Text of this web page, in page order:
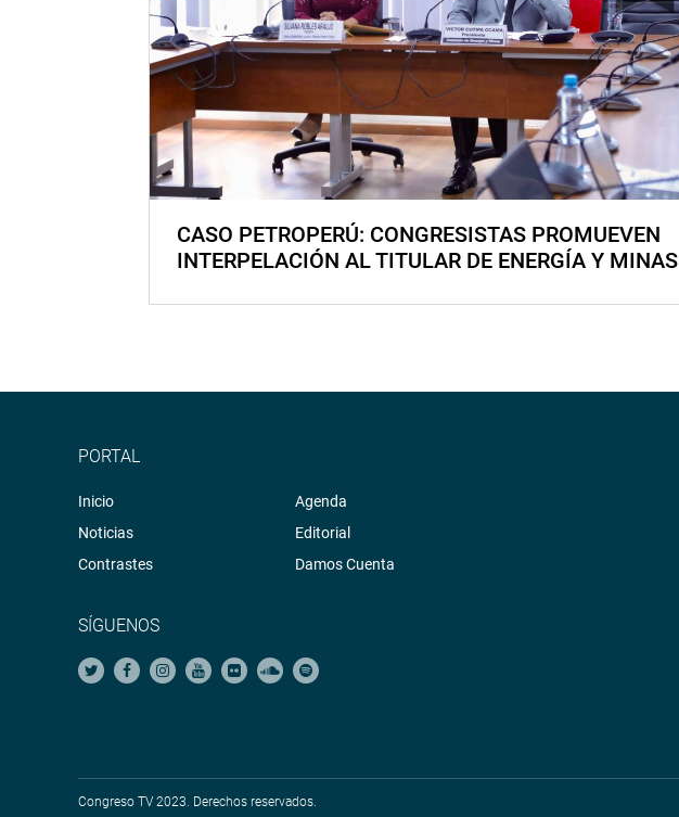
CASO PETROPERÚ: CONGRESISTAS PROMUEVEN
INTERPELACIÓN AL TITULAR DE ENERGÍA Y MINAS
PORTAL
Inicio
Noticias
Contrastes
Agenda
Editorial
Damos Cuenta
SÍGUENOS
Congreso TV 2023. Derechos reservados.